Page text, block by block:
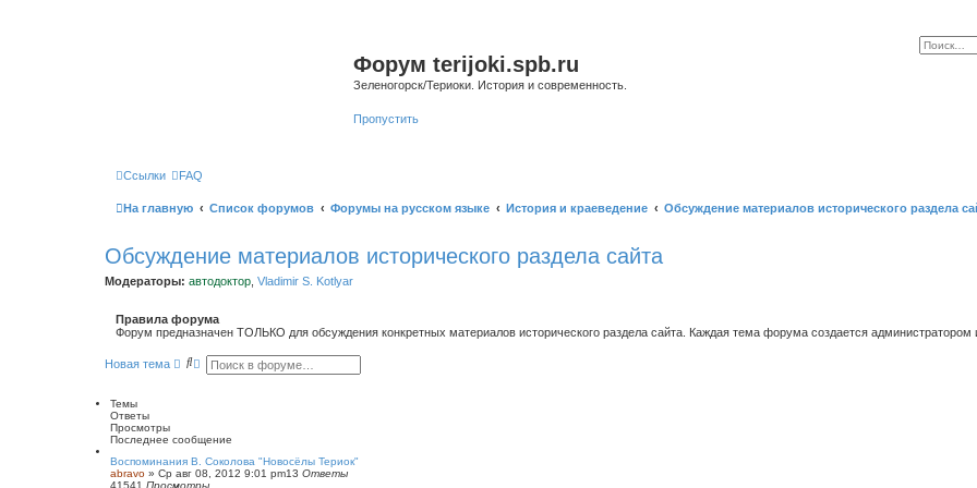
Форум terijoki.spb.ru
Зеленогорск/Териоки. История и современность.
Пропустить
Ссылки FAQ
На главную Список форумов Форумы на русском языке История и краеведение Обсуждение материалов исторического раздела
Обсуждение материалов исторического раздела сайта
Модераторы: автодоктор Vladimir S. Kotlyar
Правила форума
Форум предназначен ТОЛЬКО для обсуждения конкретных материалов исторического раздела сайта. Каждая тема форума создается администратором
Новая тема
П Р
е
н
ы
Темы
Ответы
Просмотры
Последнее сообщение
Воспоминания В. Соколова "Новосёлы Териок"
abravo » Ср авг 08, 2012 9:01 pm13 Ответы
41541 Просмотры